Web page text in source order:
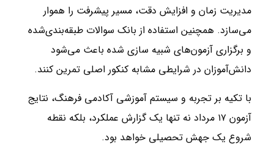
مدیریت زمان و افزایش دقت، مسیر پیشرفت را هموار
می‌سازد. همچنین استفاده از بانک سوالات طبقه‌بندی‌شده
و برگزاری آزمون‌های شبیه‌ سازی‌ شده باعث می‌شود
دانش‌آموزان در شرایطی مشابه کنکور اصلی تمرین کنند.
با تکیه بر تجربه و سیستم آموزشی آکادمی فرهنگ، نتایج
آزمون ۱۷ مرداد نه تنها یک گزارش عملکرد، بلکه نقطه
شروع یک جهش تحصیلی خواهد بود.